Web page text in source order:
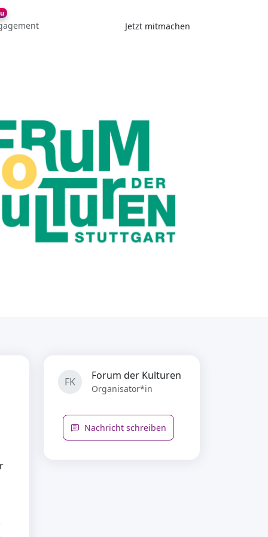
Jetzt mitmachen
FK Forum der Kulturen
Organisator*in
Nachricht schreiben